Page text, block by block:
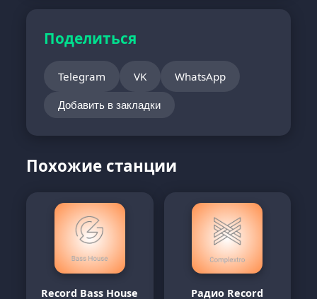
Поделиться
Telegram VK WhatsApp
Добавить в закладки
Похожие станции
Record Bass House
Радио Record